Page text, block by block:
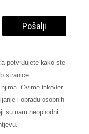
potvrđujete kako ste
stranice
Ovime također
i obradu osobnih
su nam neophodni